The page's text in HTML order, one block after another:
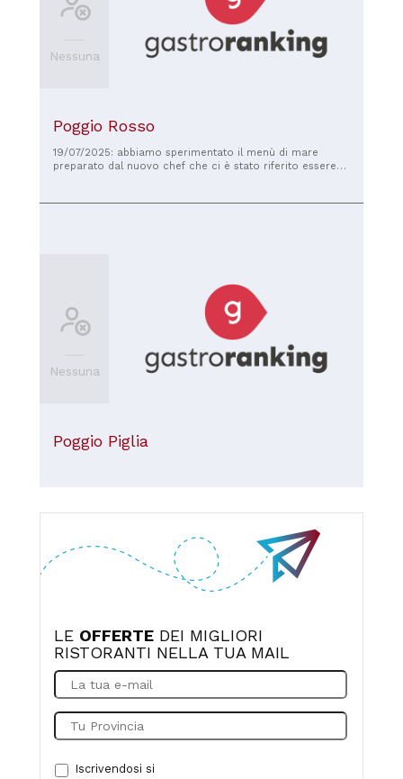
Nessuna
Poggio Rosso
19/07/2025: abbiamo sperimentato il menù di mare
preparato dal nuovo chef che ci è stato riferito essere
base si fondono con ingredienti a sorpresa mai
Nessuna
Poggio Piglia
LE OFFERTE DEI MIGLIORI
RISTORANTI NELLA TUA MAIL
Iscrivendosi si